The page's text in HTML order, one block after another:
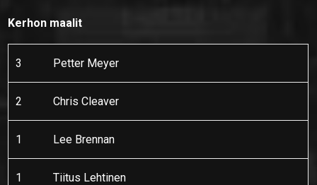
Kerhon maalit
3 Petter Meyer
2 Chris Cleaver
1 Lee Brennan
1 Tiitus Lehtinen